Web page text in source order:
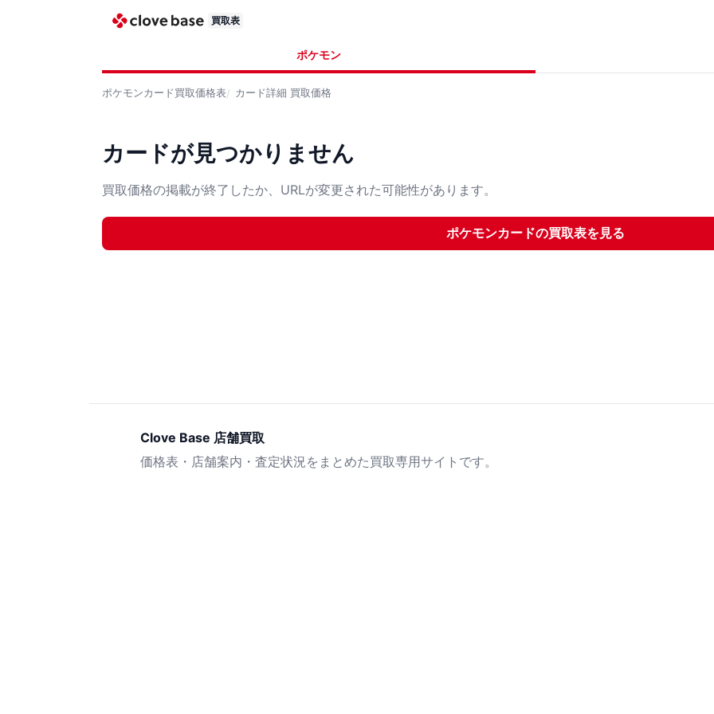
買取表
ポケモン
ポケモンカード買取価格表 カード詳細 買取価格
カードが見つかりません
買取価格の掲載が終了したか、URLが変更された可能性があります。
ポケモンカードの買取表を見る
Clove Base 店舗買取
価格表・店舗案内・査定状況をまとめた買取専用サイトです。